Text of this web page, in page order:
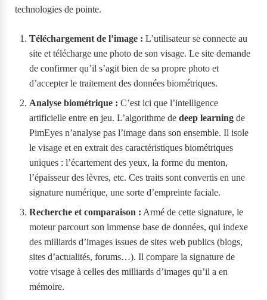
technologies de pointe.
Téléchargement de l’image : L’utilisateur se connecte au
site et télécharge une photo de son visage. Le site demande
de confirmer qu’il s’agit bien de sa propre photo et
d’accepter le traitement des données biométriques.
Analyse biométrique : C’est ici que l’intelligence
artificielle entre en jeu. L’algorithme de deep learning de
PimEyes n’analyse pas l’image dans son ensemble. Il isole
le visage et en extrait des caractéristiques biométriques
uniques : l’écartement des yeux, la forme du menton,
l’épaisseur des lèvres, etc. Ces traits sont convertis en une
signature numérique, une sorte d’empreinte faciale.
Recherche et comparaison : Armé de cette signature, le
moteur parcourt son immense base de données, qui indexe
des milliards d’images issues de sites web publics (blogs,
sites d’actualités, forums…). Il compare la signature de
votre visage à celles des milliards d’images qu’il a en
mémoire.